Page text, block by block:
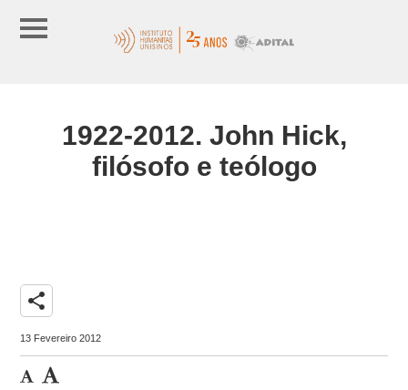
1922-2012. John Hick,
filósofo e teólogo
share
13 Fevereiro 2012